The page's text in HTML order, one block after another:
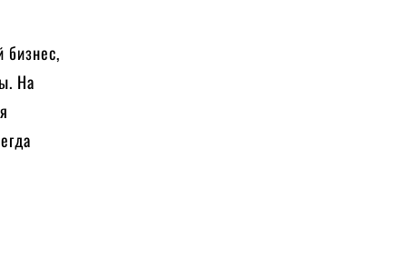
бизнес,
На